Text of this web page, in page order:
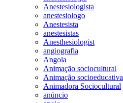
Anestesiologista
anestesiologo
Anestesista
anestesistas
Anesthesiologist
angiografia
Angola
Animação sociocultural
Animação socioeducativa
Animadora Sociocultural
anúncio